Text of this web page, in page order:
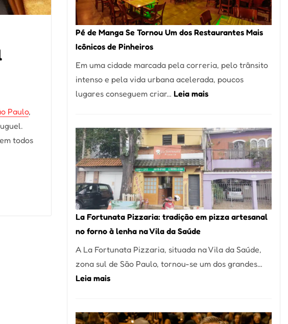
Paulo,
todos
Pé de Manga Se Tornou Um dos Restaurantes Mais
Icônicos de Pinheiros
Em uma cidade marcada pela correria, pelo trânsito
intenso e pela vida urbana acelerada, poucos
lugares conseguem criar… Leia mais:
Manga
Se
Tornou
Um
dos
Restaurantes
Mais
de
Pinheiros
La Fortunata Pizzaria: tradição em pizza artesanal
no forno à lenha na Vila da Saúde
A La Fortunata Pizzaria, situada na Vila da Saúde,
zona sul de São Paulo, tornou-se um dos grandes…
Leia mais:
Pizzaria: